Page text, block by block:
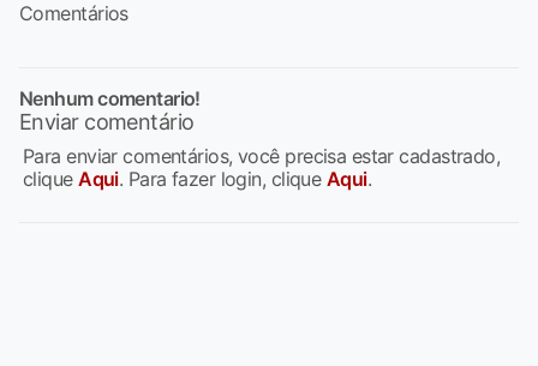
Comentários
Nenhum comentario!
Enviar comentário
Para enviar comentários, você precisa estar cadastrado,
cliqueAqui. Para fazer login, clique Aqui.